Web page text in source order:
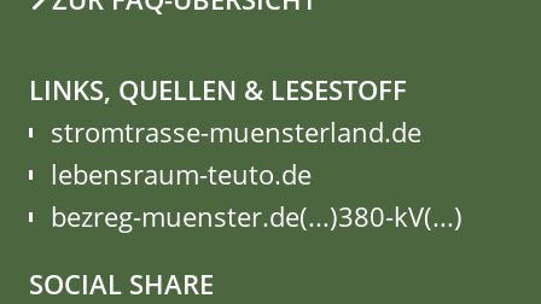
LINKS, QUELLEN & LESESTOFF
stromtrasse-muensterland.de
lebensraum-teuto.de
bezreg-muenster.de(...)380-kV(...)
SOCIAL SHARE